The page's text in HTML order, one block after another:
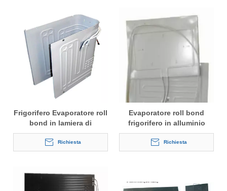
Frigorifero Evaporatore roll
bond in lamiera di
alluminio
Richiesta
Evaporatore roll bond
frigorifero in alluminio
Richiesta